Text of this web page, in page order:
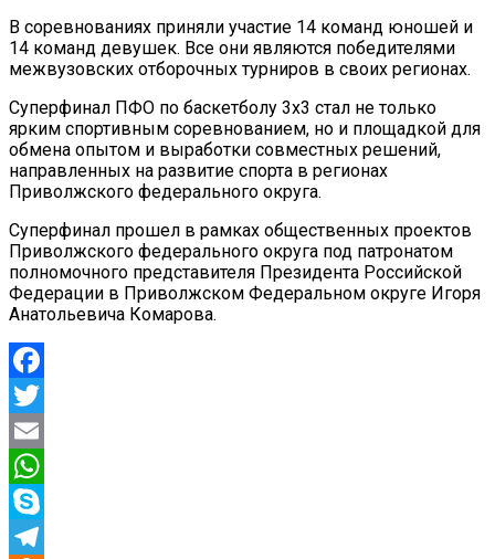
В соревнованиях приняли участие 14 команд юношей и
14 команд девушек. Все они являются победителями
межвузовских отборочных турниров в своих регионах.
Суперфинал ПФО по баскетболу 3х3 стал не только
ярким спортивным соревнованием, но и площадкой для
обмена опытом и выработки совместных решений,
направленных на развитие спорта в регионах
Приволжского федерального округа.
Суперфинал прошел в рамках общественных проектов
Приволжского федерального округа под патронатом
полномочного представителя Президента Российской
Федерации в Приволжском Федеральном округе Игоря
Анатольевича Комарова.
Facebook
Twitter
Email
WhatsApp
Skype